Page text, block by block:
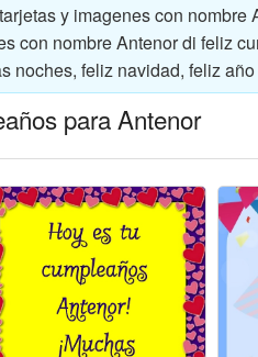
y imagenes con nombre
con nombre Antenor di feliz
noches, feliz navidad, feliz
para Antenor